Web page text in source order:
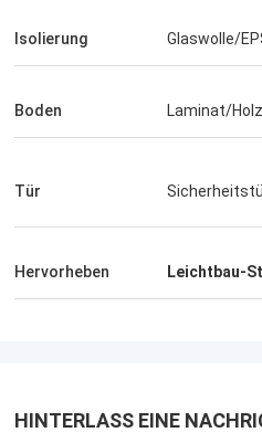
Ich empfehle in hohem Grade David
suchen, die überall in der Welt
Isolierung Glaswolle/
Boden Laminat/
Tür
Hervorheben Leichtbau-
HINTERLASS EINE